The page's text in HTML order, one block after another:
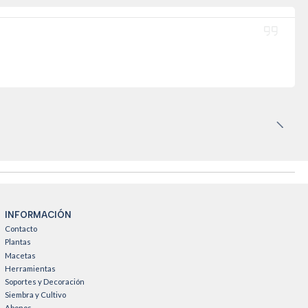
INFORMACIÓN
Contacto
Plantas
Macetas
Herramientas
Soportes y Decoración
Siembra y Cultivo